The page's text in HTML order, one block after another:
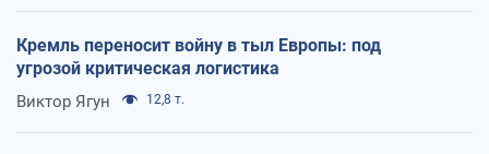
Кремль переносит войну в тыл Европы: под
угрозой критическая логистика
Виктор Ягун 12,8 т.